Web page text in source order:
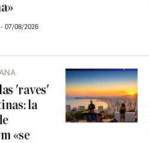
07/08/2026
'raves'
la
«se